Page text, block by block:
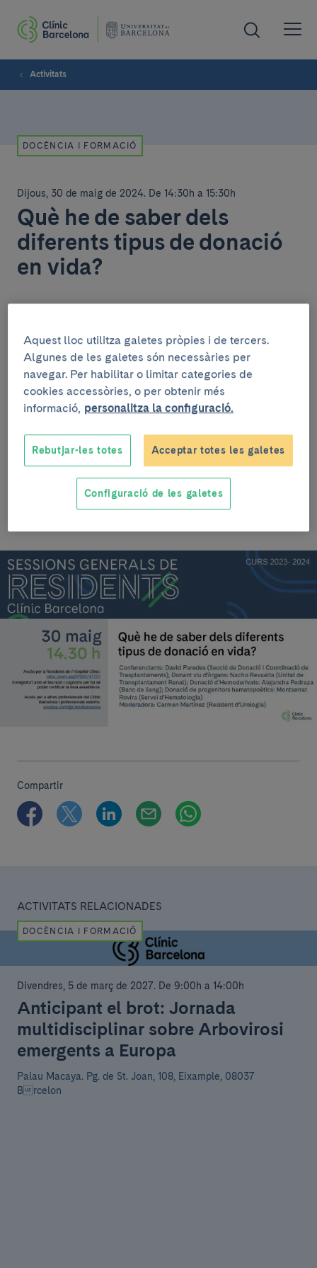
Activitats
DOCÈNCIA I FORMACIÓ
Dijous, 30 de maig de 2024. De 14:30h a 15:30h
Què he de saber dels
diferents tipus de donació
en vida?
Les sessions són en format on-line retransmeses en
directe a través de diferents canals:
Accés per a Residents del Clínic Barcelona:
Accés per a altres professionals del Clínic Barcelona
i professionals externs:
youtube.com/@ClinicBarcelona
Compartir
ACTIVITATS RELACIONADES
DOCÈNCIA I FORMACIÓ
Divendres, 5 de març de 2027. De 9:00h a 14:00h
Anticipant el brot: Jornada
multidisciplinar sobre Arbovirosi
emergents a Europa
Palau Macaya. Pg. de St. Joan, 108, Eixample, 08037
Brcelon
Aquest lloc utilitza galetes pròpies i de tercers.
Algunes de les galetes són necessàries per
navegar. Per habilitar o limitar categories de
cookies accessòries, o per obtenir més
informació, personalitza la configuració.
Rebutjar-les totes Acceptar totes les galetes
Configuració de les galetes